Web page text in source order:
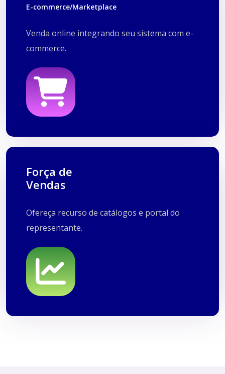
E-commerce/Marketplace
Venda online integrando seu sistema com e-
commerce.
Irroba
Plugg To
Prestashop
Tribox
Força de
Vendas
Ofereça recurso de catálogos e portal do
representante.
Portal do Representante
Discovery BI